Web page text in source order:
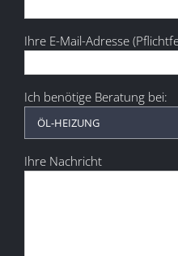
Ihre E-Mail-Adresse
Ich benötige Beratung bei:
Ihre Nachricht